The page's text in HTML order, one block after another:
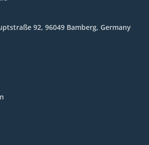
92, 96049 Bamberg, Germany